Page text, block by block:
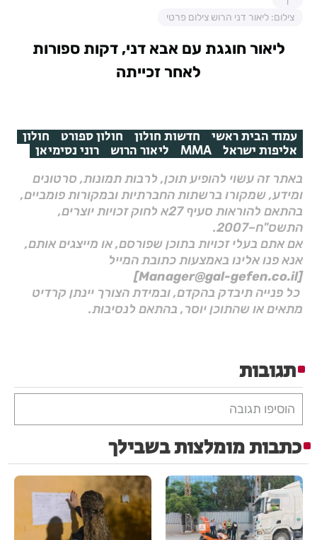
צילום: ליאור דני הרוש צילום פרטי
ליאור חוגגת עם אבא דני, דקות ספורות
לאחר זכייתה
עמוד הבית ראשי חדשות חולון חולון ספורט חולון
אליפות ישראל MMA ליאור הרוש רוני נסימיאן
באתר זה עשוי להופיע תוכן, לרבות תמונות, סרטונים
ומידע, שמקורו ברשתות החברתיות ובמקורות פומביים,
בהתאם להוראות סעיף 27א לחוק זכויות יוצרים,
התשס"ח–2007.
אם אתם בעלי זכויות בתוכן שפורסם, או מייצגים אותם,
אנא פנו אלינו באמצעות כתובת המייל
[Manager@gal-gefen.co.il]
כל פנייה תיבדק בהקדם, ובמידת הצורך יינתן קרדיט
מתאים או שהתוכן יוסר, בהתאם לנסיבות.
תגובות
הוסיפו תגובה
כתבות מומלצות בשבילך